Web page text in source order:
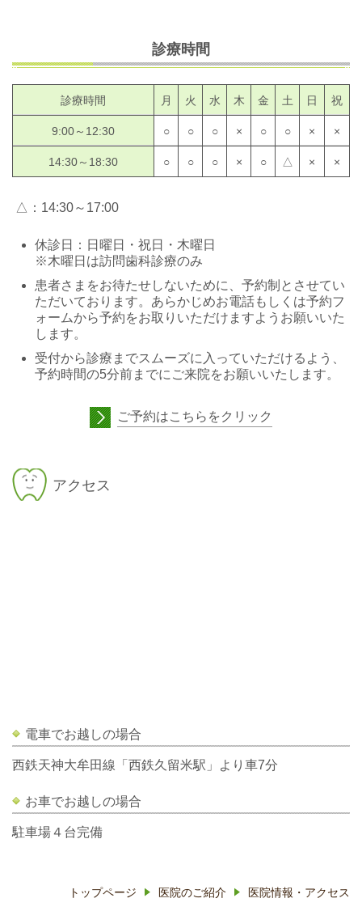
診療時間
診療時間 月 火 水 木 金 土 日 祝
9:00～12:30 ○ ○ ○ × ○ ○ × ×
14:30～18:30 ○ ○ ○ × ○ △ × ×
△：14:30～17:00
休診日：日曜日・祝日・木曜日
※木曜日は訪問歯科診療のみ
患者さまをお待たせしないために、予約制とさせてい
ただいております。あらかじめお電話もしくは予約フ
ォームから予約をお取りいただけますようお願いいた
します。
受付から診療までスムーズに入っていただけるよう、
予約時間の5分前までにご来院をお願いいたします。
ご予約はこちらをクリック
アクセス
電車でお越しの場合
西鉄天神大牟田線「西鉄久留米駅」より車7分
お車でお越しの場合
駐車場４台完備
トップページ 医院のご紹介 医院情報・アクセス